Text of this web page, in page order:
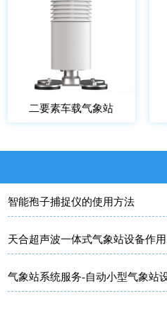
二要素车载气象站
智能孢子捕捉仪的使用方法
天合超声波一体式气象站设备作用